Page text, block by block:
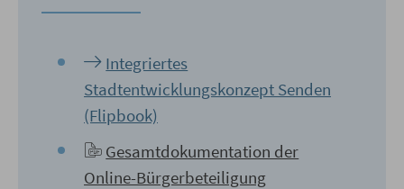
Integriertes
Stadtentwicklungskonzept Senden
(Flipbook)
Gesamtdokumentation der
Online-Bürgerbeteiligung